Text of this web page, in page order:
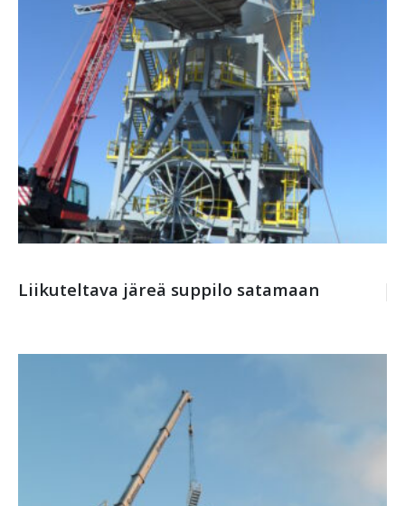
Liikuteltava järeä suppilo satamaan